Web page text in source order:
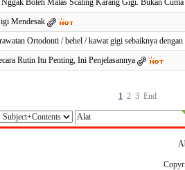
Nggak Boleh Malas Scaling Karang Gigi. Bukan
Mendesak
Ortodonti / behel / kawat gigi sebaiknya
Rutin Itu Penting, Ini Penjelasannya
1 2 3 End